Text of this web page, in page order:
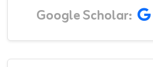
Google Scholar: